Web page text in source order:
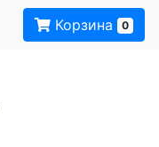
Корзина 0